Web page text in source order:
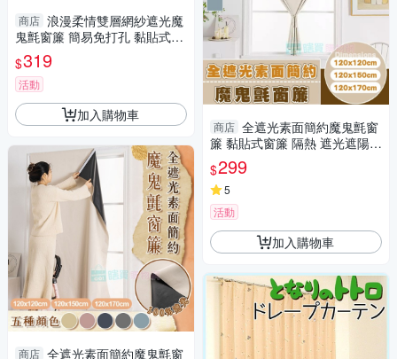
商店 浪漫柔情雙層網紗遮光魔
鬼氈窗簾 簡易免打孔 黏貼式窗
簾 隔熱 遮光遮陽 窗簾布 門簾
不透光
$319
活動
加入購物車
商店 全遮光素面簡約魔鬼氈窗
商店 全遮光素面簡約魔鬼氈窗
簾 黏貼式窗簾 隔熱 遮光遮陽
窗簾布 門簾 不透光
$299
5
活動
加入購物車